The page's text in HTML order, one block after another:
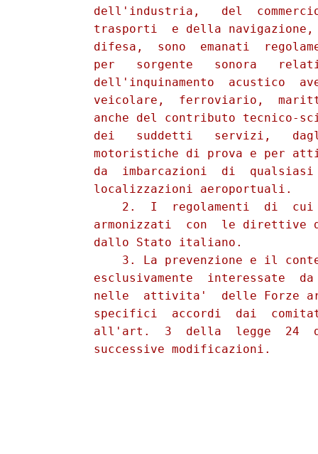
dell'industria,   del
trasporti  e della
difesa,  sono  emanati
per   sorgente   sonora
dell'inquinamento  acustico
veicolare,  ferroviario,
anche del contributo tecnico-
dei   suddetti   servizi,
motoristiche di prova e per
da  imbarcazioni  di
          localizzazioni aeroportuali.
2.  I  regolamenti  di
armonizzati  con  le direttive
          dallo Stato italiano.
3. La prevenzione e il
esclusivamente  interessate
nelle  attivita'  delle Forze
specifici  accordi  dai
all'art.  3  della  legge  24